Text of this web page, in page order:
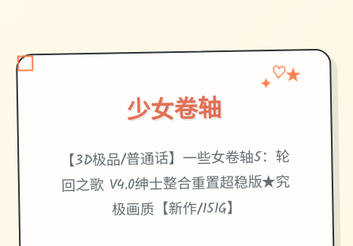
少女卷轴
✦♡★
【3D极品/普通话】一些女卷轴5：轮
回之歌 V4.0绅士整合重置超稳版★究
极画质【新作/151G】